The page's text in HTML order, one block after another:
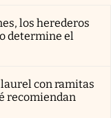
los herederos
determine el
con ramitas
recomiendan